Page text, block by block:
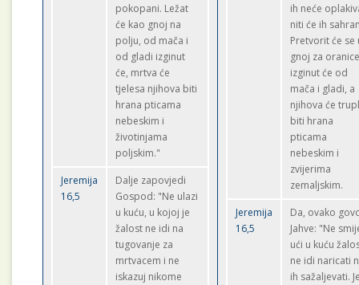
pokopani. Ležat
će kao gnoj na
polju, od mača i
od gladi izginut
će, mrtva će
tjelesa njihova biti
hrana pticama
nebeskim i
životinjama
poljskim."
Jeremija
16,5
Dalje zapovjedi
Gospod: "Ne ulazi
u kuću, u kojoj je
žalost ne idi na
tugovanje za
mrtvacem i ne
iskazuj nikome
ih neće
niti će ih
Pretvorit će se
gnoj za
izginut će od
mača i gladi, a
njihova će
biti hrana
pticama
nebeskim i
zvijerima
zemaljskim.
Jeremija
16,5
Da, ovako
Jahve: "Ne
ući u kuću
ne idi naricati
ih sažaljevati.